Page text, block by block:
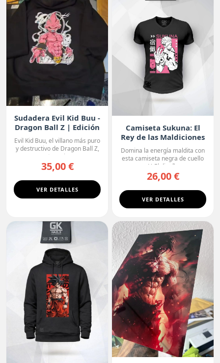
Sudadera Evil Kid Buu -
Dragon Ball Z | Edición
Oscura
Evil Kid Buu, el villano más puro
y destructivo de Dragon Ball Z,
protagoniza...
35,00 €
VER DETALLES
Camiseta Sukuna: El
Rey de las Maldiciones
Domina la energía maldita con
esta camiseta negra de cuello
en V. El diseño r...
26,00 €
VER DETALLES